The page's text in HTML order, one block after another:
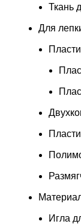
Ткань
Для
Игла